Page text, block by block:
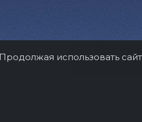
использовать